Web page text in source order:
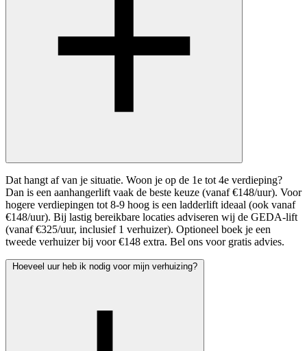
Dat hangt af van je situatie. Woon je op de 1e tot 4e verdieping?
Dan is een aanhangerlift vaak de beste keuze (vanaf €148/uur). Voor
hogere verdiepingen tot 8-9 hoog is een ladderlift ideaal (ook vanaf
€148/uur). Bij lastig bereikbare locaties adviseren wij de GEDA-lift
(vanaf €325/uur, inclusief 1 verhuizer). Optioneel boek je een
tweede verhuizer bij voor €148 extra. Bel ons voor gratis advies.
Hoeveel uur heb ik nodig voor mijn verhuizing?